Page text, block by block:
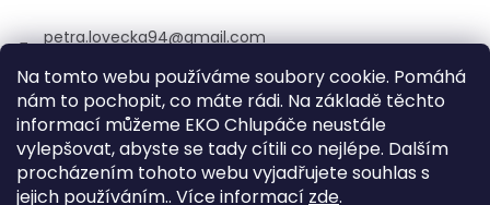
Na tomto webu používáme soubory cookie. Pomáhá
nám to pochopit, co máte rádi. Na základě těchto
informací můžeme EKO Chlupáče neustále
vylepšovat, abyste se tady cítili co nejlépe. Dalším
procházením tohoto webu vyjadřujete souhlas s
jejich používáním.. Více informací zde.
petra.lovecka94@gmail.com
+420 774 131 648
ekochlupac.cz
Vytvořil Shoptet